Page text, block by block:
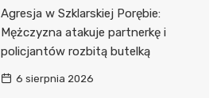
Agresja w Szklarskiej Porębie:
Mężczyzna atakuje partnerkę i
policjantów rozbitą butelką
6 sierpnia 2026